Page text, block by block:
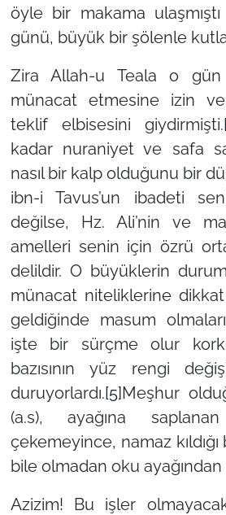
öyle bir makama
günü, büyük bir şölenle
Zira Allah-u Teala o gün
münacat etmesine izin
teklif elbisesini giydirmişti.
kadar nuraniyet ve safa
nasıl bir kalp olduğunu bir
ibn-i Tavus’un ibadeti
değilse, Hz. Ali’nin ve
amelleri senin için özrü
delildir. O büyüklerin
münacat niteliklerine
geldiğinde masum
işte bir sürçme olur
bazısının yüz rengi
duruyorlardı.[5]Meşhur
(a.s), ayağına
çekemeyince, namaz
bile olmadan oku
Azizim! Bu işler